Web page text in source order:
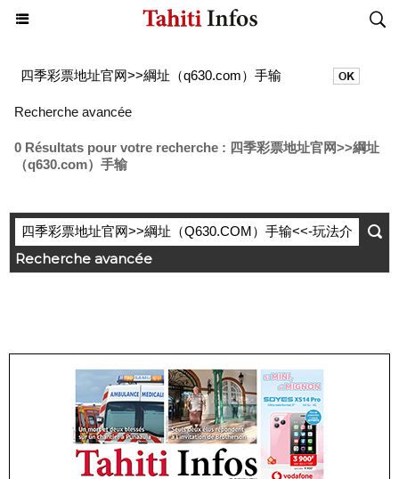
Recherche avancée
0 Résultats pour votre recherche : 四季彩票地址官网>>綱址
（q630.com）手输
Recherche avancée